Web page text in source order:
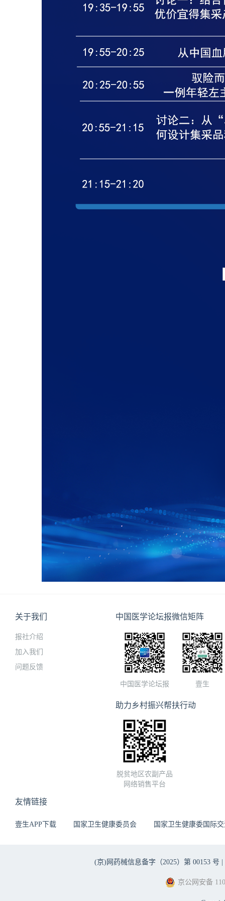
关于我们
报社介绍
加入我们
问题反馈
中国医学论坛报微信矩阵
中国医学论坛报 壹生
助力乡村振兴帮扶行动
脱贫地区农副产品
网络销售平台
友情链接
壹生APP下载 国家卫生健康委员会 国家卫生健康委国际
(京)网药械信息备字（2025）第 00153 号 |
京公网安备